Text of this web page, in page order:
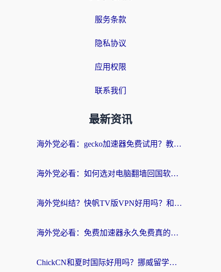
服务条款
隐私协议
应用权限
联系我们
最新资讯
海外党必看：gecko加速器免费试用？教你选对回国加速器，无缝刷国内剧玩游戏
海外党必看：如何选对电脑翻墙回国软件，轻松解锁国内资源？
海外党纠结？快帆TV版VPN好用吗？和扇贝手游VPN对比哪个回国效果更好？
海外党必看：免费加速器永久免费真的存在吗？教你选对回国加速器无缝刷国内资源
ChickCN和夏时国际好用吗？挪威留学生亲测3款回国加速器，附穿梭和加速喵对比指南